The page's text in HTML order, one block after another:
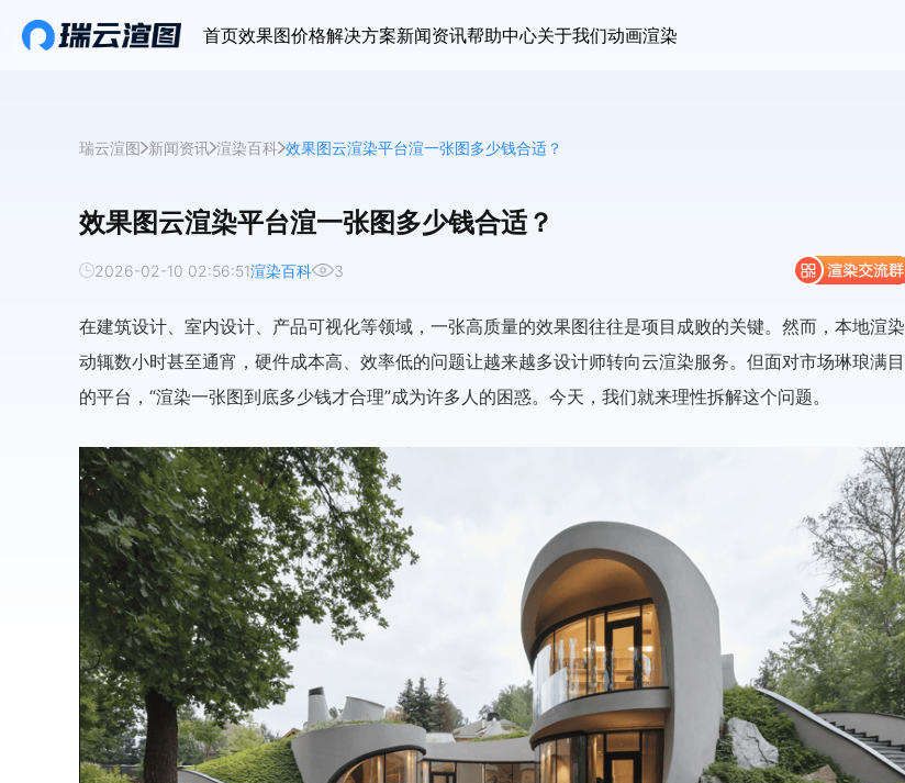
首页效果图价格解决方案新闻资讯帮助中心关于我们动画渲染
瑞云渲图 新闻资讯 渲染百科 效果图云渲染平台渲一张图多少钱合适？
效果图云渲染平台渲一张图多少钱合适？
2026-02-10 02:56:51渲染百科 3
在建筑设计、室内设计、产品可视化等领域，一张高质量的效果图往往是项目成败的关键。然而，本地渲染
动辄数小时甚至通宵，硬件成本高、效率低的问题让越来越多设计师转向云渲染服务。但面对市场琳琅满目
的平台，“渲染一张图到底多少钱才合理”成为许多人的困惑。今天，我们就来理性拆解这个问题。